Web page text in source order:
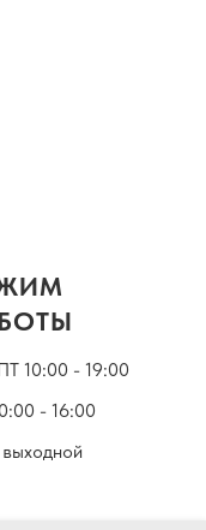
10:00 - 19:00
- 16:00